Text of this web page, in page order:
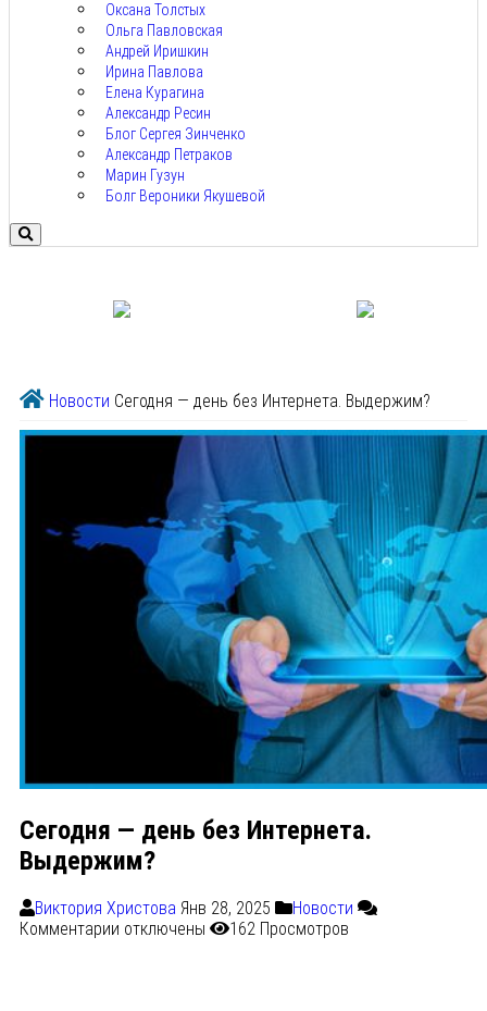
Оксана Толстых
Ольга Павловская
Андрей Иришкин
Ирина Павлова
Елена Курагина
Александр Ресин
Блог Сергея Зинченко
Александр Петраков
Марин Гузун
Болг Вероники Якушевой
Новости Сегодня — день без Интернета. Выдержим?
Сегодня — день без Интернета.
Выдержим?
Виктория Христова Янв 28, 2025
Новости
Комментарии отключены 162 Просмотров